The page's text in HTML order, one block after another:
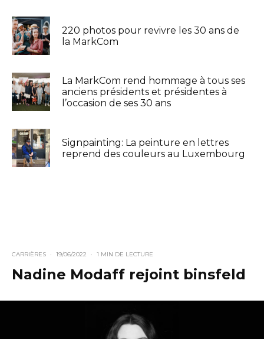
220 photos pour revivre les 30 ans de
la MarkCom
La MarkCom rend hommage à tous ses
anciens présidents et présidentes à
l’occasion de ses 30 ans
Signpainting: La peinture en lettres
reprend des couleurs au Luxembourg
CARRIÈRES · 19/06/2022 · 1 MIN DE LECTURE
Nadine Modaff rejoint binsfeld